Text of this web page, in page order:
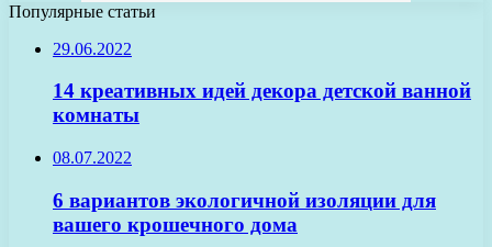
Популярные статьи
29.06.2022
14 креативных идей декора детской ванной
комнаты
08.07.2022
6 вариантов экологичной изоляции для
вашего крошечного дома